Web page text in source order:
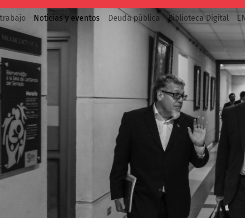
Noticias y eventos Deuda pública Biblioteca Digital